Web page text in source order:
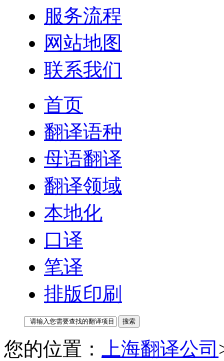
服务流程
网站地图
联系我们
首页
翻译语种
母语翻译
翻译领域
本地化
口译
笔译
排版印刷
您的位置： 上海翻译公司